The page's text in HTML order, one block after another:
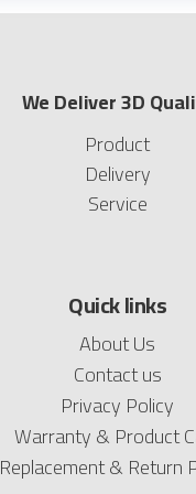
We Deliver 3D
Product
Delivery
Service
Quick links
About Us
Contact us
Privacy Policy
Warranty & Product
Replacement & Return